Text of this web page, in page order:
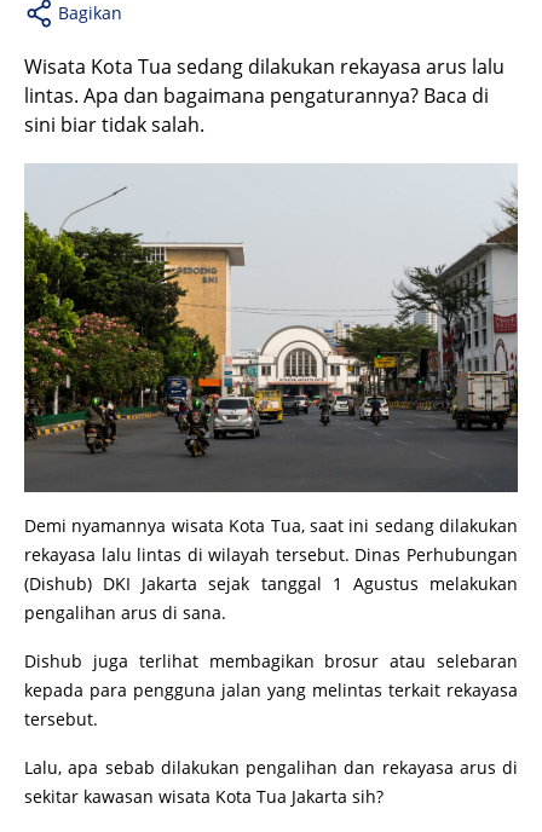
Bagikan
Wisata Kota Tua sedang dilakukan rekayasa arus lalu
lintas. Apa dan bagaimana pengaturannya? Baca di
sini biar tidak salah.
Demi nyamannya wisata Kota Tua, saat ini sedang dilakukan
rekayasa lalu lintas di wilayah tersebut. Dinas Perhubungan
(Dishub) DKI Jakarta sejak tanggal 1 Agustus melakukan
pengalihan arus di sana.
Dishub juga terlihat membagikan brosur atau selebaran
kepada para pengguna jalan yang melintas terkait rekayasa
tersebut.
Lalu, apa sebab dilakukan pengalihan dan rekayasa arus di
sekitar kawasan wisata Kota Tua Jakarta sih?